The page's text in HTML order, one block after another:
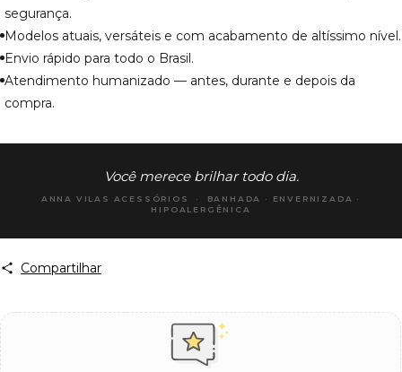
segurança.
Modelos atuais, versáteis e com acabamento de altíssimo nível.
Envio rápido para todo o Brasil.
Atendimento humanizado — antes, durante e depois da
compra.
Você merece brilhar todo dia.
ANNA VILAS ACESSÓRIOS · BANHADA · ENVERNIZADA ·
HIPOALERGÊNICA
Compartilhar